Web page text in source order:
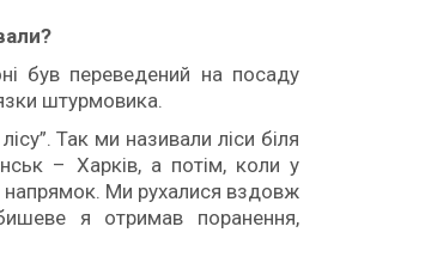
був переведений на посаду
штурмовика.
Так ми називали ліси біля
– Харків, а потім, коли у
напрямок. Ми рухалися вздовж
я отримав поранення,